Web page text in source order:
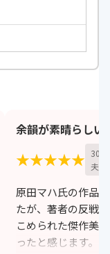
余韻が素晴らしい
★★★★★ 30
夫）
原田マハ氏の作品
たが、著者の反戦
こめられた傑作美
ったと感じます。